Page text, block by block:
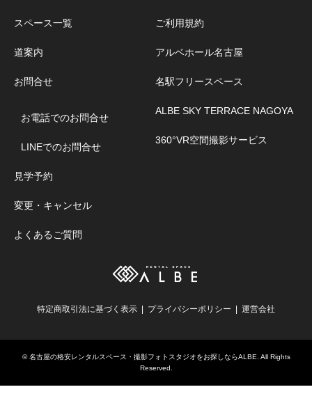
スペース一覧
道案内
お問合せ
お電話でのお問合せ
LINEでのお問合せ
見学予約
変更・キャンセル
よくあるご質問
ご利用規約
アルベホール名古屋
名駅フリースペース
ALBE SKY TERRACE NAGOYA
360°VR空間撮影サービス
特定商取引法に基づく表示 プライバシーポリシー 運営会社
©名古屋の格安レンタルスペース・撮影フォトスタジオをお探しならALBE . All Rights
Reserved.